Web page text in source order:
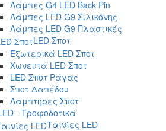
Λάμπες G4 LED Back Pin
Λάμπες LED G9 Σιλικόνης
Λάμπες LED G9 Πλαστικές
LED Σποτ
Εξωτερικά LED Σποτ
Χωνευτά LED Σποτ
LED Σποτ Ράγας
Σποτ Δαπέδου
Λαμπτήρες Σποτ
- Τροφοδοτικά
Ταινίες LED